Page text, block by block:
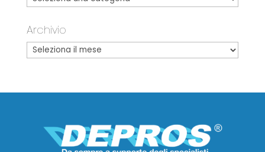
Archivio